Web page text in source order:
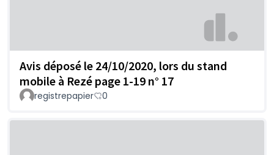
Avis déposé le 24/10/2020, lors du stand
mobile à Rezé page 1-19 n° 17
registrepapier 0